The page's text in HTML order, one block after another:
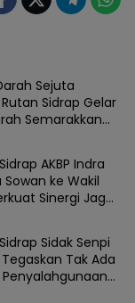
Sejuta
Sidrap Gelar
Semarakkan
AKBP Indra
ke Wakil
Sinergi Jaga
Sidak Senpi
Tak Ada